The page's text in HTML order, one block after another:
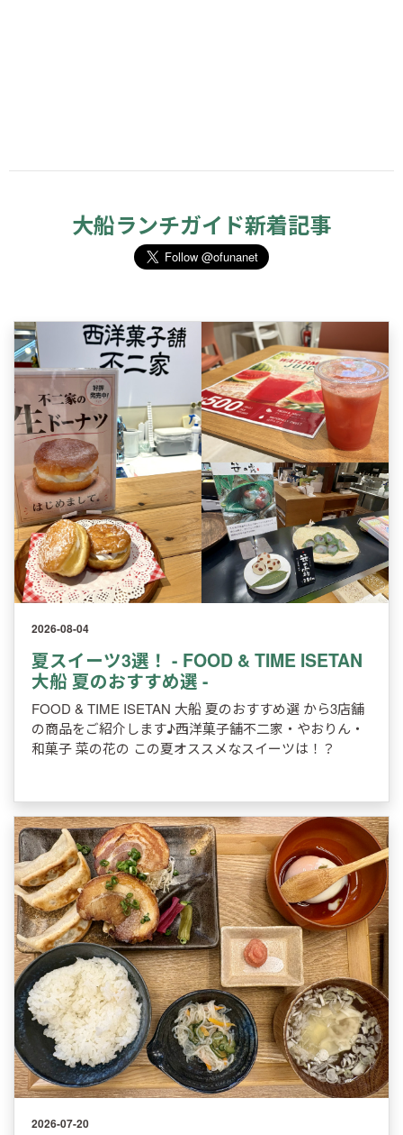
大船ランチガイド新着記事
2026-08-04
夏スイーツ3選！ - FOOD & TIME ISETAN
大船 夏のおすすめ選 -
FOOD & TIME ISETAN 大船 夏のおすすめ選 から3店舗
の商品をご紹介します♪西洋菓子舗不二家・やおりん・
和菓子 菜の花の この夏オススメなスイーツは！？
2026-07-20